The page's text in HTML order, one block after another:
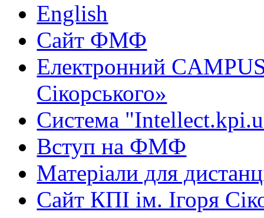
English
Сайт ФМФ
Електронний
Сікорського»
Система
Вступ на ФМФ
Матеріали для
Сайт КПІ ім. Ігоря